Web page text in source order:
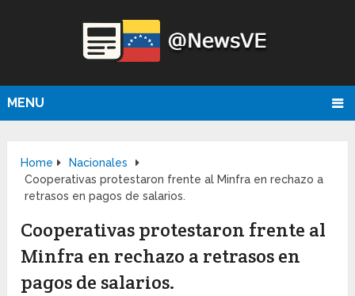
MENU
Home
Nacionales
Cooperativas protestaron frente al Minfra en rechazo a
retrasos en pagos de salarios.
Cooperativas protestaron frente al
Minfra en rechazo a retrasos en
pagos de salarios.